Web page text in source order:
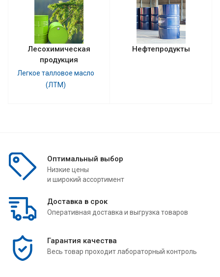
Лесохимическая
продукция
Легкое талловое масло
(ЛТМ)
Нефтепродукты
Оптимальный выбор
Низкие цены
и широкий ассортимент
Доставка в срок
Оперативная доставка и выгрузка товаров
Гарантия качества
Весь товар проходит лабораторный контроль